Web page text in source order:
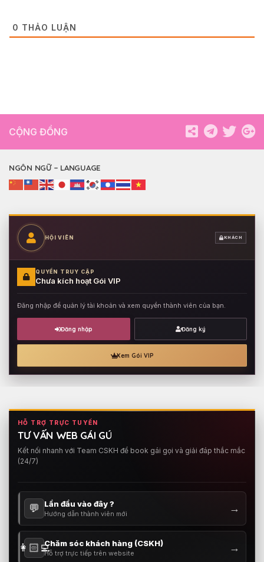
0 THẢO LUẬN
CỘNG ĐỒNG
NGÔN NGỮ – LANGUAGE
HỘI VIÊN KHÁCH
QUYỀN TRUY CẬP
Chưa kích hoạt Gói VIP
Đăng nhập để quản lý tài khoản và xem quyền thành viên của bạn.
Đăng nhập Đăng ký
Xem Gói VIP
HỖ TRỢ TRỰC TUYẾN
TƯ VẤN WEB GÁI GÚ
Kết nối nhanh với Team CSKH để book gái gọi và giải đáp thắc mắc
(24/7)
💬 Lần đầu vào đây ?
Hướng dẫn thành viên mới →
👩🏻‍💻Chăm sóc khách hàng (CSKH)
Hỗ trợ trực tiếp trên website →